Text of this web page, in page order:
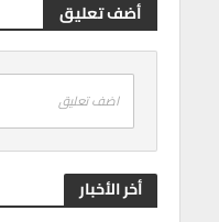
أضف تعليق
اضف تعليق
أخر الأخبار